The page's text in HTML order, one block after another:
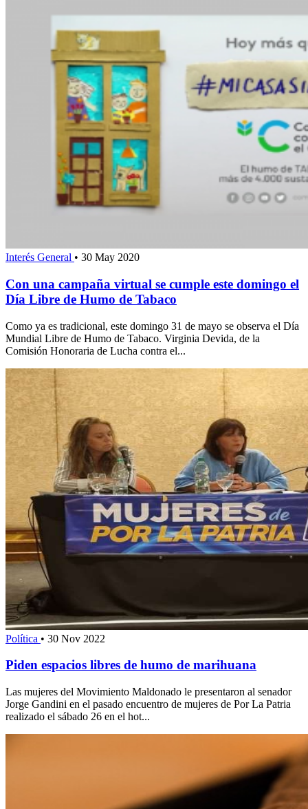
Interés General • 30 May 2020
Con una campaña virtual se cumple este domingo el
Día Libre de Humo de Tabaco
Como ya es tradicional, este domingo 31 de mayo se observa el Día
Mundial Libre de Humo de Tabaco. Virginia Devida, de la
Comisión Honoraria de Lucha contra el...
Política • 30 Nov 2022
Piden espacios libres de humo de marihuana
Las mujeres del Movimiento Maldonado le presentaron al senador
Jorge Gandini en el pasado encuentro de mujeres de Por La Patria
realizado el sábado 26 en el hot...